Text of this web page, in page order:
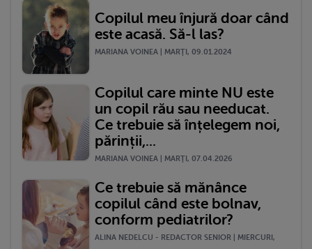
Copilul meu înjură doar când
este acasă. Să-l las?
MARIANA VOINEA | MARŢI, 09.01.2024
Copilul care minte NU este
un copil rău sau needucat.
Ce trebuie să înțelegem noi,
părinții,...
MARIANA VOINEA | MARŢI, 07.04.2026
Ce trebuie să mănânce
copilul când este bolnav,
conform pediatrilor?
ALINA NEDELCU - REDACTOR SENIOR | MIERCURI,